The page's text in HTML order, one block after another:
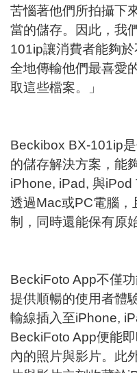
苦惱著他們所拍攝下
當的儲存。因此，我
101ip讓消費者能夠
全地傳輸他們最喜愛
取這些檔案。」
Beckibox BX-101ip
的儲存解決方案，能
iPhone, iPad, 與iPod
透過Mac或PC電腦，
制，同時還能保有原
BeckiFoto App不僅
提供順暢的使用者體
輸線插入至iPhone,
BeckiFoto App便能
內的照片與影片。此